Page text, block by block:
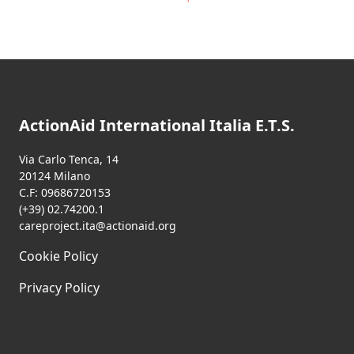
ActionAid International Italia E.T.S.
Via Carlo Tenca, 14
20124 Milano
C.F: 09686720153
(+39) 02.74200.1
careproject.ita@actionaid.org
Cookie Policy
Privacy Policy